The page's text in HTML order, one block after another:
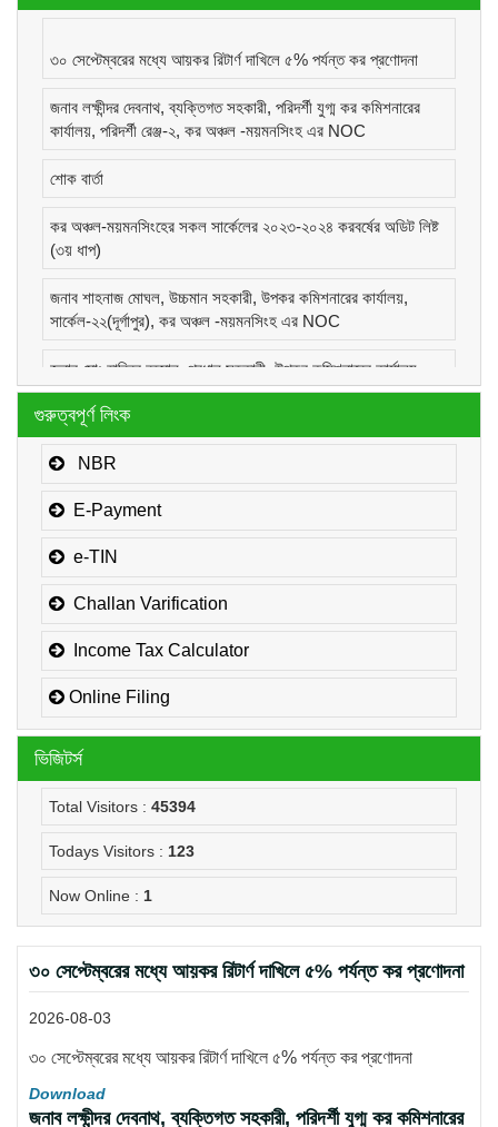
৩০ সেপ্টেম্বরের মধ্যে আয়কর রিটার্ণ দাখিলে ৫% পর্যন্ত কর প্রণোদনা
2026-08-03
৩০ সেপ্টেম্বরের মধ্যে আয়কর রিটার্ণ দাখিলে ৫% পর্যন্ত কর প্রণোদনা
Download
জনাব লক্ষীন্দর দেবনাথ, ব্যক্তিগত সহকারী, পরিদর্শী যুগ্ম কর কমিশনারের
৩০ সেপ্টেম্বরের মধ্যে আয়কর রিটার্ণ দাখিলে ৫% পর্যন্ত কর প্রণোদনা
জনাব লক্ষীন্দর দেবনাথ, ব্যক্তিগত সহকারী, পরিদর্শী যুগ্ম কর কমিশনারের
কার্যালয়, পরিদর্শী রেঞ্জ-২, কর অঞ্চল -ময়মনসিংহ এর NOC
শোক বার্তা
কর অঞ্চল-ময়মনসিংহের সকল সার্কেলের ২০২৩-২০২৪ করবর্ষের অডিট লিষ্ট
(৩য় ধাপ)
জনাব শাহনাজ মোঘল, উচ্চমান সহকারী, উপকর কমিশনারের কার্যালয়,
সার্কেল-২২(দূর্গাপুর), কর অঞ্চল -ময়মনসিংহ এর NOC
জনাব মোঃ হাবিবুর রহমান, প্রধান সহকারী, উপকর কমিশনারের কার্যালয়,
সার্কেল-১(কোম্পানীজ), কর অঞ্চল -ময়মনসিংহ এর NOC
জনাব মোঃ মোরাদুজ্জামান, সাঁট মুদ্রাক্ষরিক কাম-কম্পিউটার অপারেটর, উপকর
কমিশনারের কার্যালয়, সার্কেল-১(কোম্পানীজ), কর অঞ্চল -ময়মনসিংহ এর
গুরুত্বপূর্ণ লিংক
NBR
E-Payment
e-TIN
Challan Varification
Income Tax Calculator
Online Filing
ভিজিটর্স
Total Visitors : 45394
Todays Visitors : 123
Now Online : 1